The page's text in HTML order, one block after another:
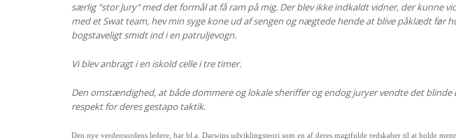
særlig "stor Jury" med det formål at få ram på mig. Der blev ikke indkaldt vidner, der kunne
med et Swat team, hev min syge kone ud af sengen og nægtede hende at blive påklædt
bogstaveligt smidt ind i en patruljevogn.
Vi blev anbragt i en iskold celle i tre timer.
Den omstændighed, at både dommere og lokale sheriffer og endog juryer vendte det
respekt for deres gestapo taktik.
Den nye verdensordens ledere, har bl.a. Darwins udviklingsteori som en af deres magtfulde redskaber til at holde